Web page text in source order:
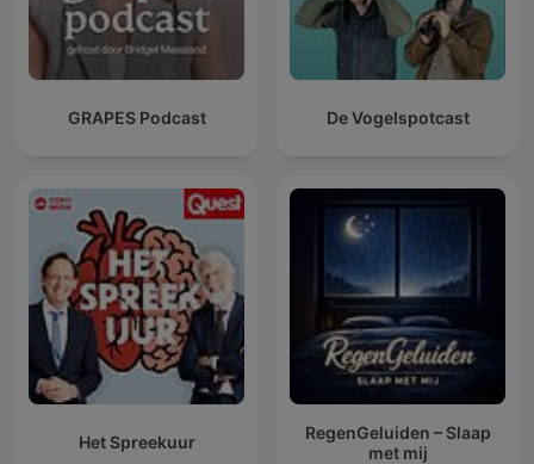
GRAPES Podcast De Vogelspotcast
Het Spreekuur
RegenGeluiden – Slaap
met mij